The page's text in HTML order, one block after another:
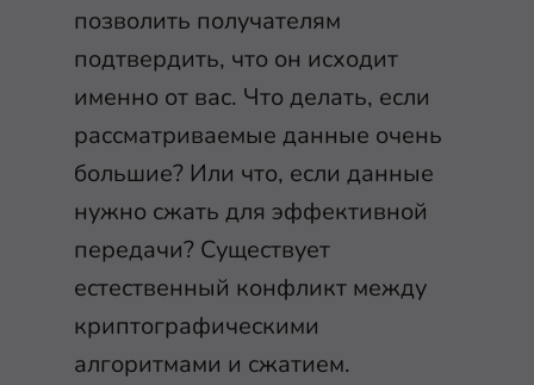
позволить получателям
подтвердить, что он исходит
именно от вас. Что делать, если
рассматриваемые данные очень
большие? Или что, если данные
нужно сжать для эффективной
передачи? Существует
естественный конфликт между
криптографическими
алгоритмами и сжатием.